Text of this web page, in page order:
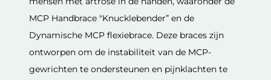
MCP Handbrace "Knucklebender” en de
Dynamische MCP flexiebrace. Deze braces zijn
ontworpen om de instabiliteit van de MCP-
gewrichten te ondersteunen en pijnklachten te